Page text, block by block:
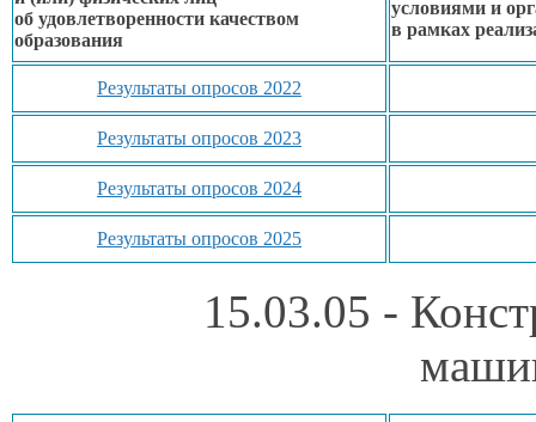
об удовлетворенности качеством
образования
условиями и
в рамках
Результаты опросов 2022
Результаты опросов 2023
Результаты опросов 2024
Результаты опросов 2025
15.03.05 -